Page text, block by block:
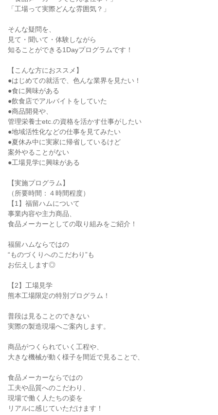
「工場って実際どんな雰囲気？」
そんな疑問を、
見て・聞いて・体験しながら
知ることができる1Dayプログラムです！
【こんな方におススメ】
●はじめての就活で、色んな業界を見たい！
●食に興味がある
●飲食店でアルバイトをしていた
●商品開発や、
管理栄養士etc.の資格を活かす仕事がしたい
●地域活性化などの仕事を見てみたい
●夏休み中に実家に帰省しているけど
案外やることがない
●工場見学に興味がある
【実施プログラム】
（所要時間：４時間程度）
【1】福留ハムについて
事業内容や主力商品、
食品メーカーとしての取り組みをご紹介！
福留ハムならではの
“ものづくりへのこだわり”も
お伝えします◎
【2】工場見学
熊本工場限定の特別プログラム！
普段は見ることのできない
実際の製造現場へご案内します。
商品がつくられていく工程や、
大きな機械が動く様子を間近で見ることで、
食品メーカーならではの
工夫や品質へのこだわり、
現場で働く人たちの姿を
リアルに感じていただけます！